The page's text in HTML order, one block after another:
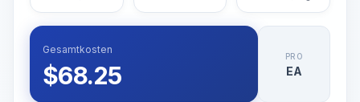
Gesamtkosten
$68.25
PRO
EA